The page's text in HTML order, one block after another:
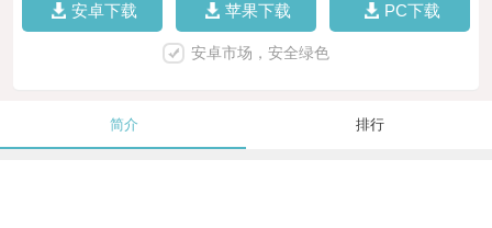
安卓下载 苹果下载 PC下载
安卓市场，安全绿色
简介 排行